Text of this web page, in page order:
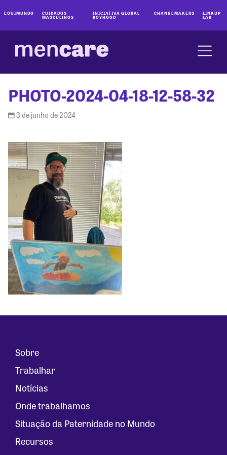
EQUIMUNDO CUIDADOS
MASCULINOS
INICIATIVA GLOBAL
BOYHOOD
CHANGEMAKERS LINKUP
LAB
PHOTO-2024-04-18-12-58-32
3 de junho de 2024
Sobre
Trabalhar
Notícias
Onde trabalhamos
Situação da Paternidade no Mundo
Recursos